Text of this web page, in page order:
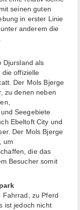
seinen guten
in erster Linie
anderem die
Djursland als
die offizielle
Der Mols Bjerge
zu denen neben
Seegebiete
Ebeltoft City und
Der Mols Bjerge
um
die das
Besucher somit
Fahrrad, zu Pferd
ist jedoch nicht